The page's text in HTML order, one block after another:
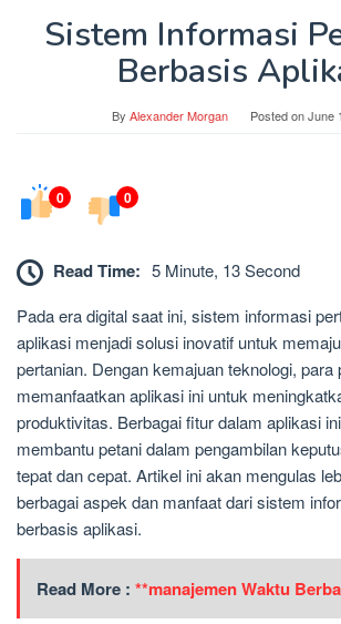
Sistem Informasi
Berbasis
By Alexander Morgan Posted onJune
0 0
Read Time: 5 Minute, 13 Second
Pada era digital saat ini, sistem informasi
aplikasi menjadi solusi inovatif untuk
pertanian. Dengan kemajuan teknologi, para
memanfaatkan aplikasi ini untuk
produktivitas. Berbagai fitur dalam aplikasi
membantu petani dalam pengambilan
tepat dan cepat. Artikel ini akan mengulas
berbagai aspek dan manfaat dari sistem
berbasis aplikasi.
Read More : **manajemen Waktu